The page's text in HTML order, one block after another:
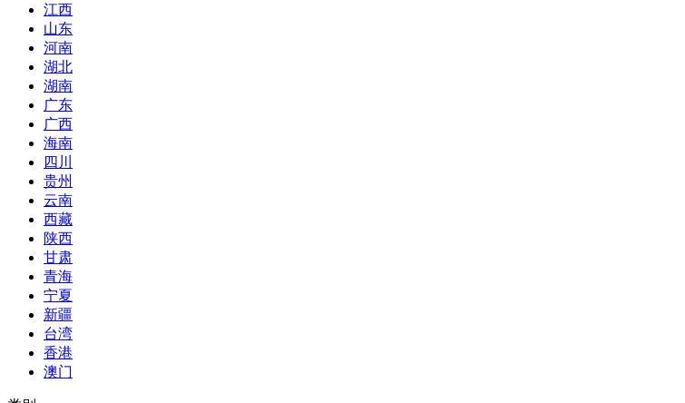
江西
山东
河南
湖北
湖南
广东
广西
海南
四川
贵州
云南
西藏
陕西
甘肃
青海
宁夏
新疆
台湾
香港
澳门